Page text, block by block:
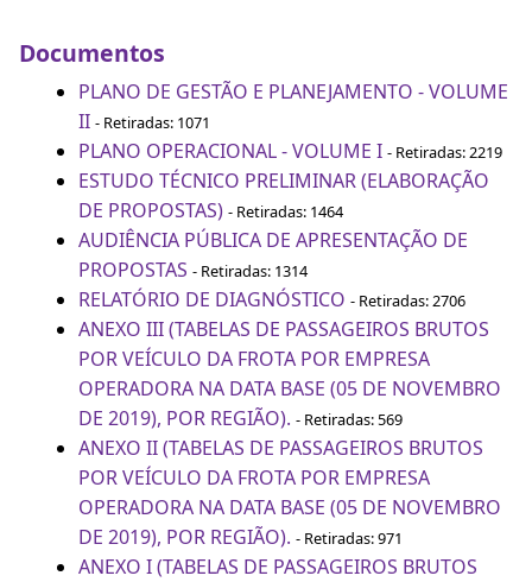
Documentos
PLANO DE GESTÃO E PLANEJAMENTO - VOLUME
II - Retiradas: 1071
PLANO OPERACIONAL - VOLUME I - Retiradas: 2219
ESTUDO TÉCNICO PRELIMINAR (ELABORAÇÃO
DE PROPOSTAS) - Retiradas: 1464
AUDIÊNCIA PÚBLICA DE APRESENTAÇÃO DE
PROPOSTAS - Retiradas: 1314
RELATÓRIO DE DIAGNÓSTICO - Retiradas: 2706
ANEXO III (TABELAS DE PASSAGEIROS BRUTOS
POR VEÍCULO DA FROTA POR EMPRESA
OPERADORA NA DATA BASE (05 DE NOVEMBRO
DE 2019), POR REGIÃO). - Retiradas: 569
ANEXO II (TABELAS DE PASSAGEIROS BRUTOS
POR VEÍCULO DA FROTA POR EMPRESA
OPERADORA NA DATA BASE (05 DE NOVEMBRO
DE 2019), POR REGIÃO). - Retiradas: 971
ANEXO I (TABELAS DE PASSAGEIROS BRUTOS